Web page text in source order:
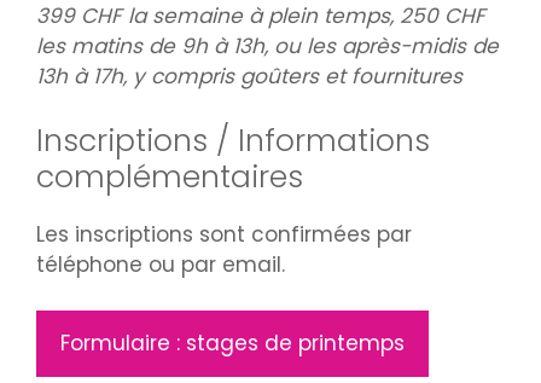
399 CHF la semaine à plein temps, 250 CHF
les matins de 9h à 13h, ou les après-midis de
13h à 17h, y compris goûters et fournitures
Inscriptions / Informations
complémentaires
Les inscriptions sont confirmées par
téléphone ou par email.
Formulaire : stages de printemps